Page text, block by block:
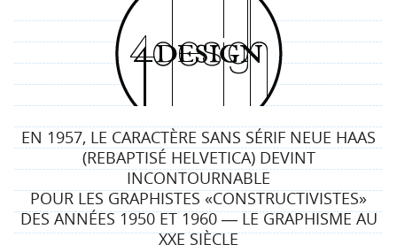
4
d
e
s
i
g
EN 1957, LE CARACTÈRE SANS SÉRIF NEUE HAAS
(REBAPTISÉ HELVETICA) DEVINT
INCONTOURNABLE
POUR LES GRAPHISTES «CONSTRUCTIVISTES»
DES ANNÉES 1950 ET 1960 ― LE GRAPHISME AU
XXE SIÈCLE